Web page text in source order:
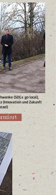
(SDGs go local),
(Innovation und Zukunft